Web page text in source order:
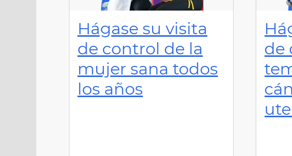
Hágase su visita
de control de la
mujer sana todos
los años
de